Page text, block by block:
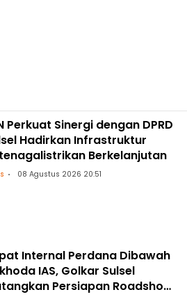
Perkuat Sinergi dengan DPRD
Hadirkan Infrastruktur
Berkelanjutan
08 Agustus 2026 20:51
Internal Perdana Dibawah
IAS, Golkar Sulsel
Persiapan Roadshow